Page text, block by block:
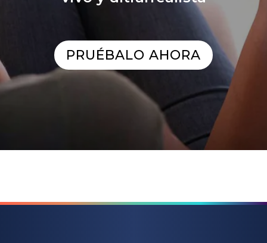
PRUÉBALO AHORA